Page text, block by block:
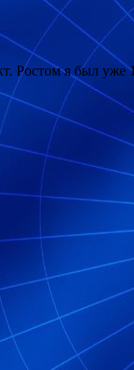
Ростом я был уже